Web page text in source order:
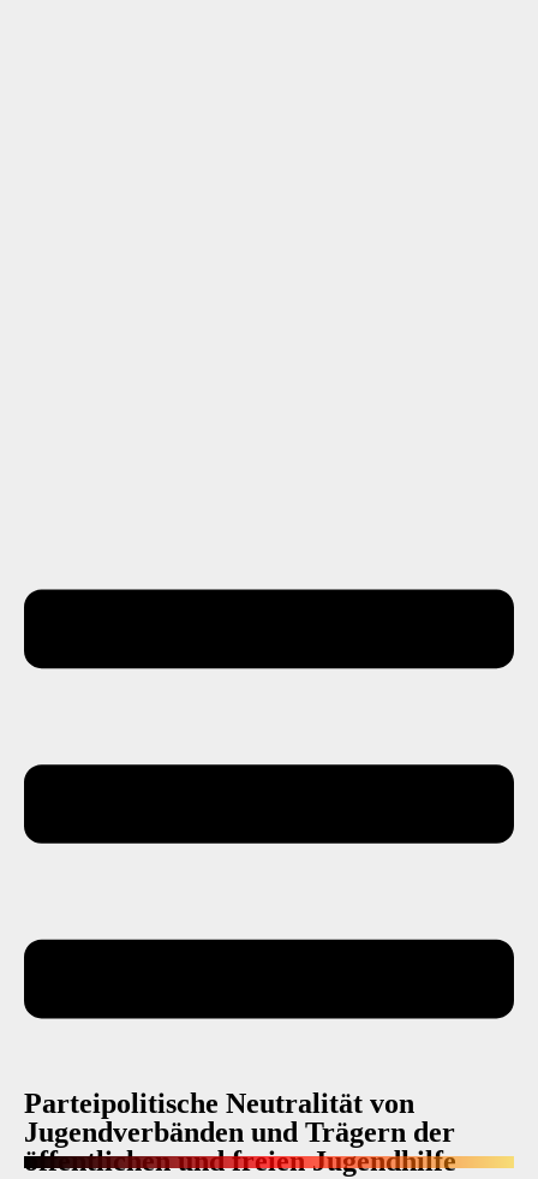
Parteipolitische Neutralität von
Jugendverbänden und Trägern der
öffentlichen und freien Jugendhilfe